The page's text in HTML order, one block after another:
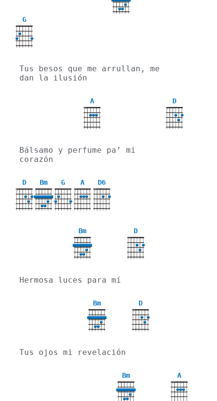
G
Tus besos que me arrullan, me
dan la ilusión
A
X
D
X
Bálsamo y perfume pa’ mi
corazón
D
X
Bm G A
X
D6
X
Bm D
X
Hermosa luces para mí
Bm D
X
Tus ojos mi revelación
Bm A
X